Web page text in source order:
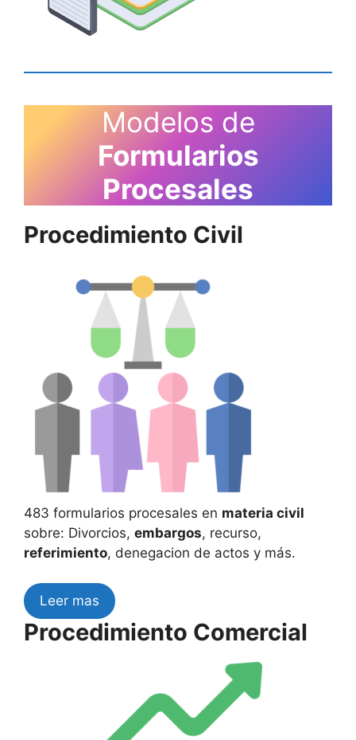
Modelos de
Formularios
Procesales
Procedimiento Civil
483 formularios procesales en materia civil
sobre: Divorcios, embargos, recurso,
referimiento, denegacion de actos y más.
Leer mas
Procedimiento Comercial